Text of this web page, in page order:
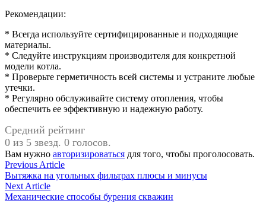
Рекомендации:
* Всегда используйте сертифицированные и подходящие
материалы.
* Следуйте инструкциям производителя для конкретной
модели котла.
* Проверьте герметичность всей системы и устраните любые
утечки.
* Регулярно обслуживайте систему отопления, чтобы
обеспечить ее эффективную и надежную работу.
Средний рейтинг
0 из 5 звезд. 0 голосов.
Вам нужно авторизироваться для того, чтобы проголосовать.
Навигация
по
записям
Previous ArticlePrevious
article:
Вытяжка на угольных фильтрах плюсы и минусы
Next ArticleNext
article:
Механические способы бурения скважин